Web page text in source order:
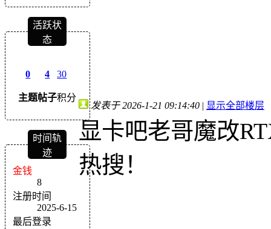
活跃状
态
0
主题
4
帖子
30
积分
时间轨
迹
金钱
8
注册时间
2025-6-15
最后登录
发表于 2026-1-21 09:14:40 | 显示全部楼层
显卡吧老哥魔改
热搜！